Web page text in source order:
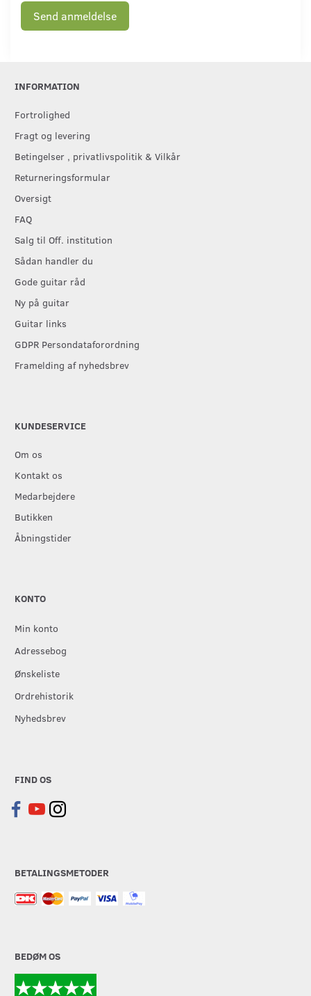
Send anmeldelse
INFORMATION
Fortrolighed
Fragt og levering
Betingelser , privatlivspolitik & Vilkår
Returneringsformular
Oversigt
FAQ
Salg til Off. institution
Sådan handler du
Gode guitar råd
Ny på guitar
Guitar links
GDPR Persondataforordning
Framelding af nyhedsbrev
KUNDESERVICE
Om os
Kontakt os
Medarbejdere
Butikken
Åbningstider
KONTO
Min konto
Adressebog
Ønskeliste
Ordrehistorik
Nyhedsbrev
FIND OS
BETALINGSMETODER
BEDØM OS